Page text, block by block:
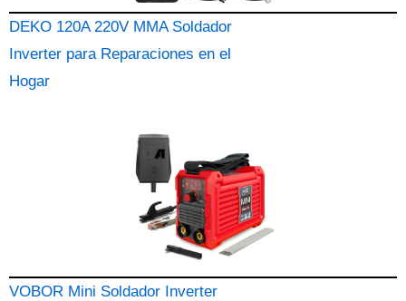
DEKO 120A 220V MMA Soldador
Inverter para Reparaciones en el
Hogar
VOBOR Mini Soldador Inverter